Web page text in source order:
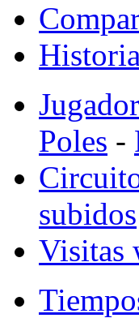
Poles -
subidos
Visitas